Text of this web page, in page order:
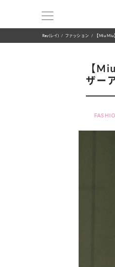
Ray(レイ) ファッション 【Miu
【
ザー